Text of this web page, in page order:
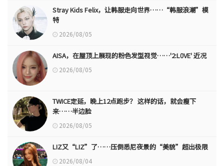
Stray Kids Felix，让韩服走向世界……“韩服浪潮”模
特
2026/08/05
AISA，在屋顶上展现的粉色发型视觉……'2:L0VE' 近况
2026/08/05
TWICE定延，晚上12点跑步？ 这样的话，就会瘦下
来……半边脸
2026/08/05
LIZ又“LIZ”了……压倒悉尼夜景的“美貌”超出极限
2026/08/04